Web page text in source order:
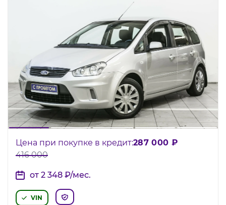
Цена при покупке в кредит:287 000 ₽
416 000
от 2 348 ₽/мес.
VIN